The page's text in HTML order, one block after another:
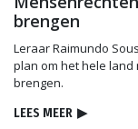
brengen
Leraar Raimundo
plan om het hele
brengen.
LEES MEER ▶